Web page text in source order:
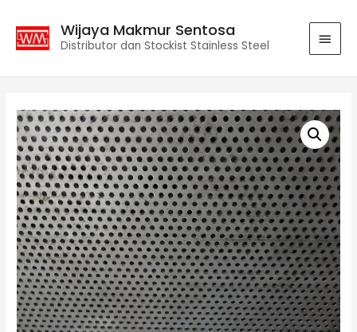
Wijaya Makmur Sentosa
Distributor dan Stockist Stainless Steel